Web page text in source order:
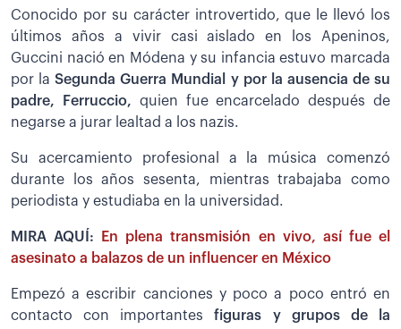
Conocido por su carácter introvertido, que le llevó los
últimos años a vivir casi aislado en los Apeninos,
Guccini nació en Módena y su infancia estuvo marcada
por la Segunda Guerra Mundial y por la ausencia de su
padre, Ferruccio, quien fue encarcelado después de
negarse a jurar lealtad a los nazis.
Su acercamiento profesional a la música comenzó
durante los años sesenta, mientras trabajaba como
periodista y estudiaba en la universidad.
MIRA AQUÍ:
En plena transmisión en vivo, así fue el
asesinato a balazos de un influencer en México
Empezó a escribir canciones y poco a poco entró en
contacto con importantesfiguras y grupos de la